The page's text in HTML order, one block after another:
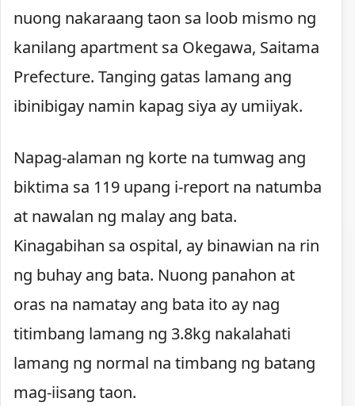
nuong nakaraang taon sa loob mismo ng
kanilang apartment sa Okegawa, Saitama
Prefecture. Tanging gatas lamang ang
ibinibigay namin kapag siya ay umiiyak.
Napag-alaman ng korte na tumwag ang
biktima sa 119 upang i-report na natumba
at nawalan ng malay ang bata.
Kinagabihan sa ospital, ay binawian na rin
ng buhay ang bata. Nuong panahon at
oras na namatay ang bata ito ay nag
titimbang lamang ng 3.8kg nakalahati
lamang ng normal na timbang ng batang
mag-iisang taon.